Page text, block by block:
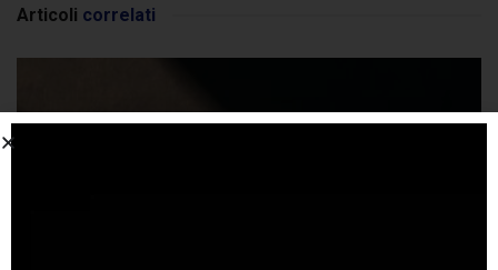
Articoli correlati